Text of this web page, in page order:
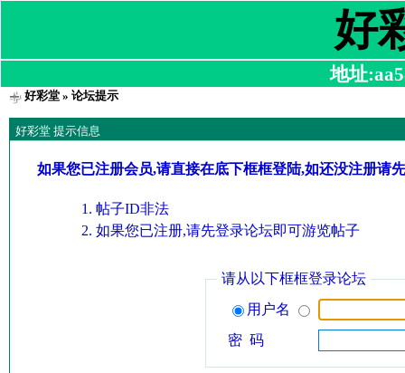
好
地址
好彩堂» 论坛提示
好彩堂 提示信息
如果您已注册会员,请直接在底下框框登陆,如还没注册请
帖子ID非法
如果您已注册,请先登录论坛即可游览帖子
请从以下框框登录论坛
用户名
密 码